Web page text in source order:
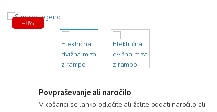
−8%
Povpraševanje ali naročilo
V košarici se lahko odločite ali želite oddati naročilo ali